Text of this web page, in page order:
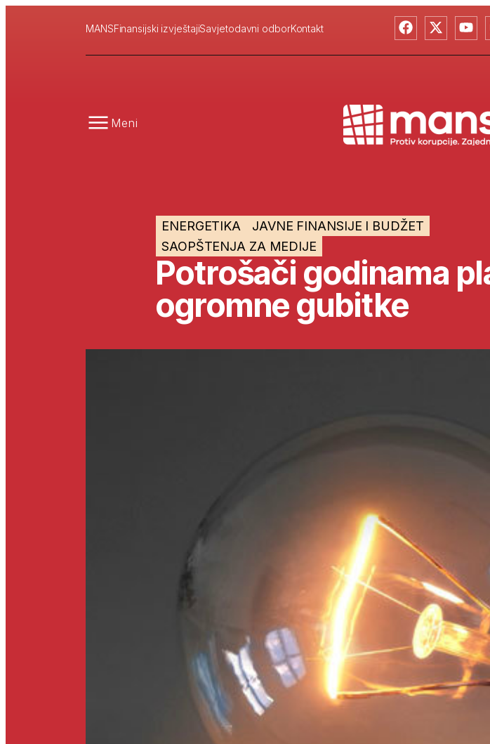
MANSFinansijski izvještajiSavjetodavni odborKontakt
Meni
ENERGETIKA
JAVNE FINANSIJE I BUDŽET
SAOPŠTENJA ZA MEDIJE
Potrošači godinama
ogromne gubitke